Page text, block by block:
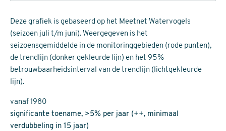
Deze grafiek is gebaseerd op het Meetnet Watervogels
(seizoen juli t/m juni). Weergegeven is het
seizoensgemiddelde in de monitoringgebieden (rode punten),
de trendlijn (donker gekleurde lijn) en het 95%
betrouwbaarheidsinterval van de trendlijn (lichtgekleurde
lijn).
vanaf 1980
significante toename, >5% per jaar (++, minimaal
verdubbeling in 15 jaar)